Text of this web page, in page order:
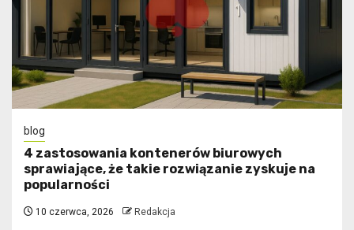
blog
4 zastosowania kontenerów biurowych
sprawiające, że takie rozwiązanie zyskuje na
popularności
10 czerwca, 2026 Redakcja